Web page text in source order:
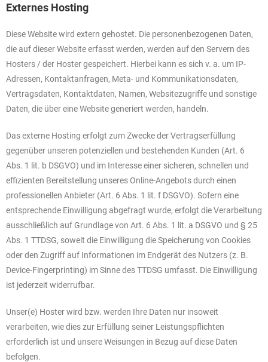
Externes Hosting
Diese Website wird extern gehostet. Die personenbezogenen Daten,
die auf dieser Website erfasst werden, werden auf den Servern des
Hosters / der Hoster gespeichert. Hierbei kann es sich v. a. um IP-
Adressen, Kontaktanfragen, Meta- und Kommunikationsdaten,
Vertragsdaten, Kontaktdaten, Namen, Websitezugriffe und sonstige
Daten, die über eine Website generiert werden, handeln.
Das externe Hosting erfolgt zum Zwecke der Vertragserfüllung
gegenüber unseren potenziellen und bestehenden Kunden (Art. 6
Abs. 1 lit. b DSGVO) und im Interesse einer sicheren, schnellen und
effizienten Bereitstellung unseres Online-Angebots durch einen
professionellen Anbieter (Art. 6 Abs. 1 lit. f DSGVO). Sofern eine
entsprechende Einwilligung abgefragt wurde, erfolgt die Verarbeitung
ausschließlich auf Grundlage von Art. 6 Abs. 1 lit. a DSGVO und § 25
Abs. 1 TTDSG, soweit die Einwilligung die Speicherung von Cookies
oder den Zugriff auf Informationen im Endgerät des Nutzers (z. B.
Device-Fingerprinting) im Sinne des TTDSG umfasst. Die Einwilligung
ist jederzeit widerrufbar.
Unser(e) Hoster wird bzw. werden Ihre Daten nur insoweit
verarbeiten, wie dies zur Erfüllung seiner Leistungspflichten
erforderlich ist und unsere Weisungen in Bezug auf diese Daten
befolgen.